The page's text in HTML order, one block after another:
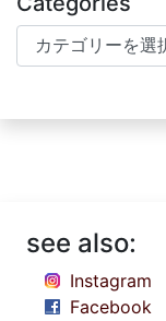
Categories
see also:
Instagram
Facebook